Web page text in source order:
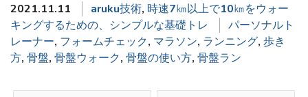
2021.11.11 aruku技術, 時速7㎞以上で10㎞をウォー
キングするための、シンプルな基礎トレ
パーソナルト
レーナー, フォームチェック, マラソン, ランニング, 歩き
方, 骨盤, 骨盤ウォーク, 骨盤の使い方, 骨盤ラン